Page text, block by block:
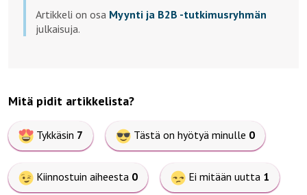
Artikkeli on osa Myynti ja B2B -tutkimusryhmän
julkaisuja.
Mitä pidit artikkelista?
Tykkäsin 7 Tästä on hyötyä minulle 0
Kiinnostuin aiheesta 0 Ei mitään uutta 1